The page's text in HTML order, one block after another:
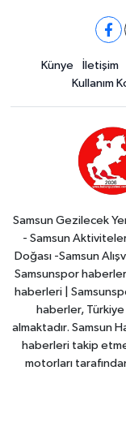
Künye İletişim
Kullanım
Samsun Gezilecek
- Samsun
Doğası -Samsun
Samsunspor
haberleri |
haberler,
almaktadır. Samsun
haberleri takip
motorları